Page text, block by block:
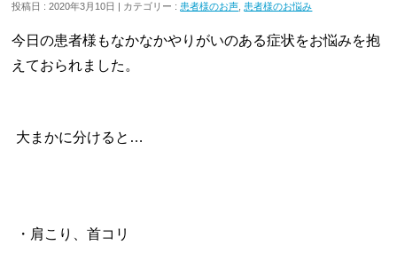
投稿日 : 2020年3月10日 | カテゴリー : 患者様のお声 患者様のお悩み
今日の患者様もなかなかやりがいのある症状をお悩みを抱
えておられました。
大まかに分けると…
・肩こり、首コリ